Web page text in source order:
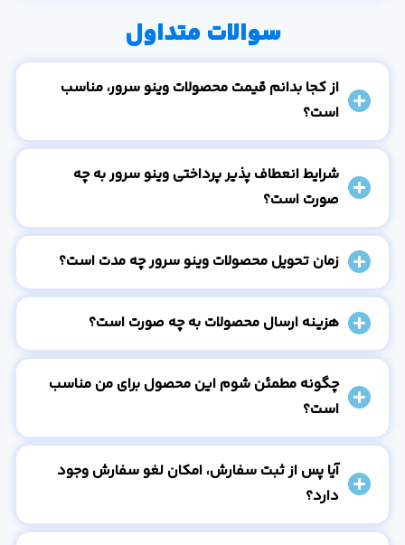
سوالات متداول
از کجا بدانم قیمت محصولات وینو سرور، مناسب
است؟
شرایط انعطاف پذیر پرداختی وینو سرور به چه
صورت است؟
زمان تحویل محصولات وینو سرور چه مدت است؟
هزینه ارسال محصولات به چه صورت است؟
چگونه مطمئن شوم این محصول برای من مناسب
است؟
آیا پس از ثبت سفارش، امکان لغو سفارش وجود
دارد؟